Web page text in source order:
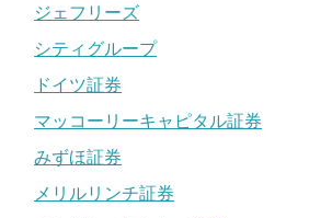
ジェフリーズ
シティグループ
ドイツ証券
マッコーリーキャピタル証券
みずほ証券
メリルリンチ証券